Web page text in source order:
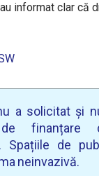
informat clar că
a solicitat și
finanțare
Spațiile de
neinvazivă.